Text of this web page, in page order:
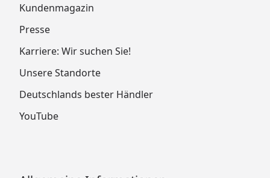
Kundenmagazin
Presse
Karriere: Wir suchen Sie!
Unsere Standorte
Deutschlands bester Händler
YouTube